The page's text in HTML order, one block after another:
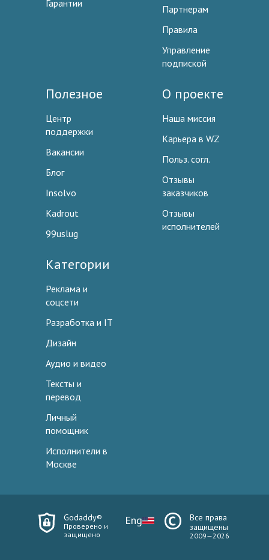
Гарантии
Партнерам
Правила
Управление
подпиской
Полезное
Центр
поддержки
Вакансии
Блог
Insolvo
Kadrout
99uslug
О проекте
Наша миссия
Карьера в WZ
Польз. согл.
Отзывы
заказчиков
Отзывы
исполнителей
Категории
Реклама и
соцсети
Разработка и IT
Дизайн
Аудио и видео
Тексты и
перевод
Личный
помощник
Исполнители в
Москве
Godaddy®
Проверено и
защищено
Eng
Все права
защищены
2009—2026